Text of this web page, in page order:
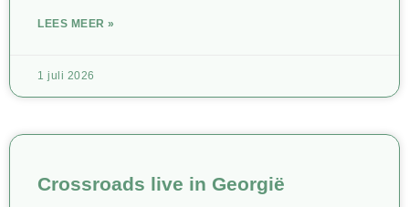
LEES MEER »
1 juli 2026
Crossroads live in Georgië